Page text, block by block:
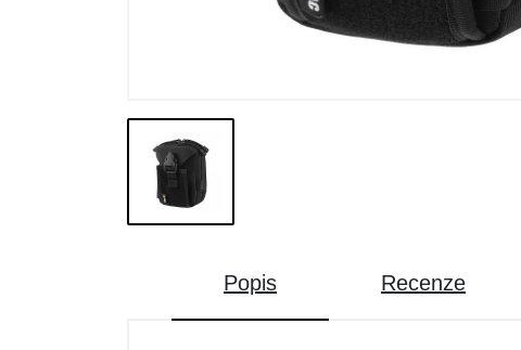
Popis Recenze